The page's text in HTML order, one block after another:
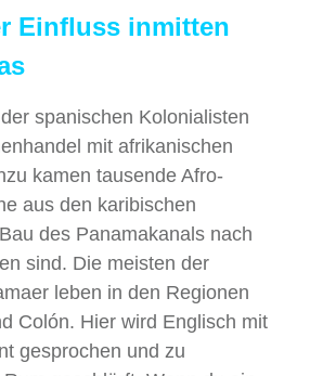
Einfluss inmitten
spanischen Kolonialisten
mit afrikanischen
kamen tausende Afro-
aus den karibischen
des Panamakanals nach
sind. Die meisten der
leben in den Regionen
Colón. Hier wird Englisch mit
gesprochen und zu